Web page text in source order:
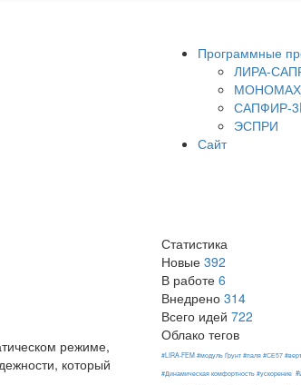
режиме,
который
Программные
ЛИРА-
САПФИР-
ЭСПРИ
Сайт
Статистика
Новые 392
В работе 6
Внедрено 314
Всего идей 722
Облако тегов
#LIRA-FEM #модуль Ґрунт #паля #СЕ57
#Динамическая комфортность #ускорение